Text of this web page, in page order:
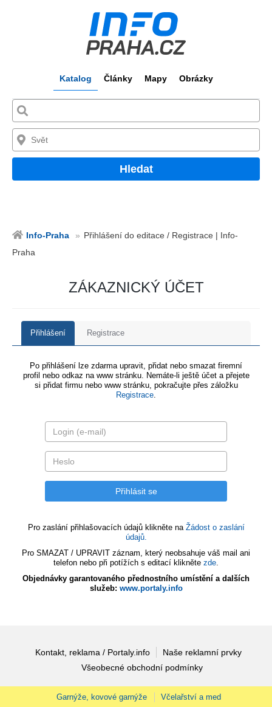
Katalog Články Mapy Obrázky
Hledat
Info-Praha
Přihlášení do editace / Registrace | Info-
Praha
ZÁKAZNICKÝ ÚČET
Přihlášení Registrace
Po přihlášení lze zdarma upravit, přidat nebo smazat firemní
profil nebo odkaz na www stránku. Nemáte-li ještě účet a přejete
si přidat firmu nebo www stránku, pokračujte přes záložku
Registrace.
Pro zaslání přihlašovacích údajů klikněte na Žádost o zaslání
údajů.
Pro SMAZAT / UPRAVIT záznam, který neobsahuje váš mail ani
telefon nebo při potížích s editací klikněte zde.
Objednávky garantovaného přednostního umístění a dalších
služeb: www.portaly.info
Kontakt, reklama / Portaly.info
Naše reklamní prvky
Všeobecné obchodní podmínky
Garnýže, kovové garnýže
Včelařství a med